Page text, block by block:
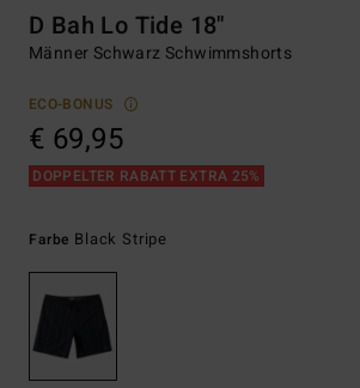
D Bah Lo Tide 18"
Männer Schwarz Schwimmshorts
ECO-BONUS
€ 69,95
DOPPELTER RABATT EXTRA 25%
Farbe Black Stripe